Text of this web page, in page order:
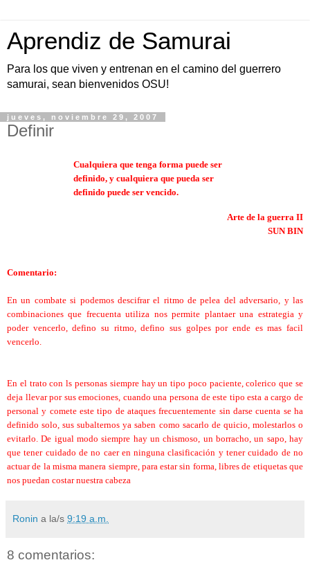
Aprendiz de Samurai
Para los que viven y entrenan en el camino del guerrero
samurai, sean bienvenidos OSU!
jueves, noviembre 29, 2007
Definir
Cualquiera que tenga forma puede ser
definido, y cualquiera que pueda ser
definido puede ser vencido.
Arte de la guerra II
SUN BIN
Comentario:
En un combate si podemos descifrar el ritmo de pelea del adversario, y las
combinaciones que frecuenta utiliza nos permite plantaer una estrategia y
poder vencerlo, defino su ritmo, defino sus golpes por ende es mas facil
vencerlo.
En el trato con ls personas siempre hay un tipo poco paciente, colerico que se
deja llevar por sus emociones, cuando una persona de este tipo esta a cargo de
personal y comete este tipo de ataques frecuentemente sin darse cuenta se ha
definido solo, sus subalternos ya saben como sacarlo de quicio, molestarlos o
evitarlo. De igual modo siempre hay un chismoso, un borracho, un sapo, hay
que tener cuidado de no caer en ninguna clasificación y tener cuidado de no
actuar de la misma manera siempre, para estar sin forma, libres de etiquetas que
nos puedan costar nuestra cabeza
Ronin a la/s 9:19 a.m.
8 comentarios: